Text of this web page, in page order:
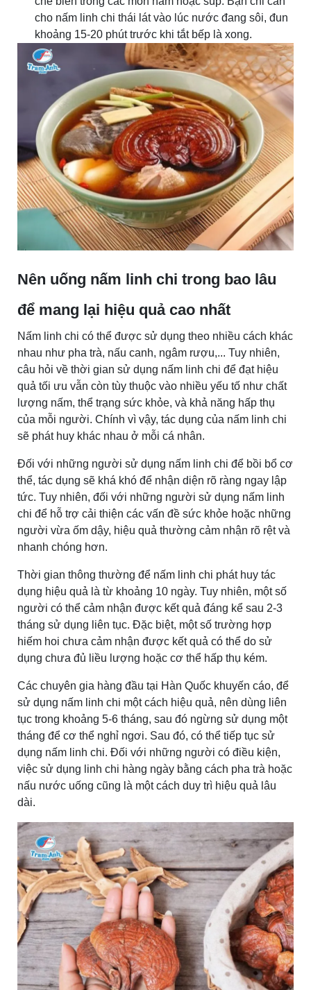
cho nấm linh chi thái lát vào lúc nước đang sôi, đun
khoảng 15-20 phút trước khi tắt bếp là xong.
Nên uống nấm linh chi trong bao lâu
để mang lại hiệu quả cao nhất
Nấm linh chi có thể được sử dụng theo nhiều cách khác
nhau như pha trà, nấu canh, ngâm rượu,... Tuy nhiên,
câu hỏi về thời gian sử dụng nấm linh chi để đạt hiệu
quả tối ưu vẫn còn tùy thuộc vào nhiều yếu tố như chất
lượng nấm, thể trạng sức khỏe, và khả năng hấp thụ
của mỗi người. Chính vì vậy, tác dụng của nấm linh chi
sẽ phát huy khác nhau ở mỗi cá nhân.
Đối với những người sử dụng nấm linh chi để bồi bổ cơ
thể, tác dụng sẽ khá khó để nhận diện rõ ràng ngay lập
tức. Tuy nhiên, đối với những người sử dụng nấm linh
chi để hỗ trợ cải thiện các vấn đề sức khỏe hoặc những
người vừa ốm dậy, hiệu quả thường cảm nhận rõ rệt và
nhanh chóng hơn.
Thời gian thông thường để nấm linh chi phát huy tác
dụng hiệu quả là từ khoảng 10 ngày. Tuy nhiên, một số
người có thể cảm nhận được kết quả đáng kể sau 2-3
tháng sử dụng liên tục. Đặc biệt, một số trường hợp
hiếm hoi chưa cảm nhận được kết quả có thể do sử
dụng chưa đủ liều lượng hoặc cơ thể hấp thụ kém.
Các chuyên gia hàng đầu tại Hàn Quốc khuyến cáo, để
sử dụng nấm linh chi một cách hiệu quả, nên dùng liên
tục trong khoảng 5-6 tháng, sau đó ngừng sử dụng một
tháng để cơ thể nghỉ ngơi. Sau đó, có thể tiếp tục sử
dụng nấm linh chi. Đối với những người có điều kiện,
việc sử dụng linh chi hàng ngày bằng cách pha trà hoặc
nấu nước uống cũng là một cách duy trì hiệu quả lâu
dài.